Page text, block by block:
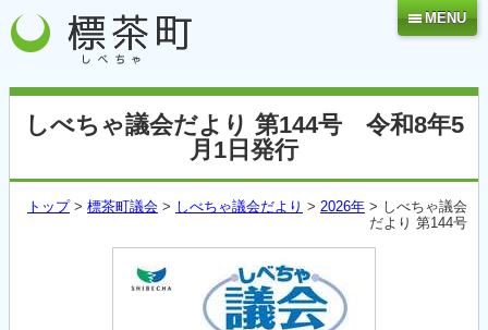
MENU
しべちゃ議会だより 第144号 令和8年5
月1日発行
トップ> 標茶町議会 > しべちゃ議会だより > 2026年 > しべちゃ議会
だより 第144号